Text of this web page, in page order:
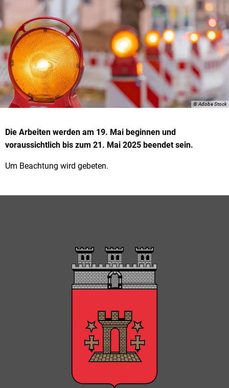
© Adobe Stock
Die Arbeiten werden am 19. Mai beginnen und
voraussichtlich bis zum 21. Mai 2025 beendet sein.
Um Beachtung wird gebeten.